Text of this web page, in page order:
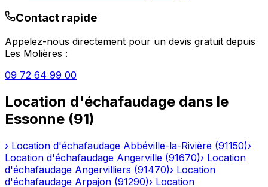
Contact rapide
Appelez-nous directement pour un devis gratuit depuis
Les Molières :
09 72 64 99 00
Location d'échafaudage dans le
Essonne (91)
› Location d'échafaudage Abbéville-la-Rivière (91150)›
Location d'échafaudage Angerville (91670)› Location
d'échafaudage Angervilliers (91470)› Location
d'échafaudage Arpajon (91290)› Location